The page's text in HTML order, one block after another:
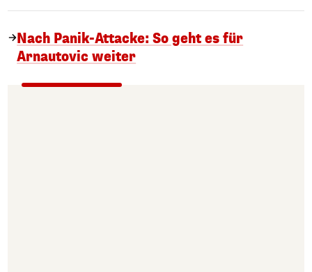
Nach Panik-Attacke: So geht es für
Arnautovic weiter